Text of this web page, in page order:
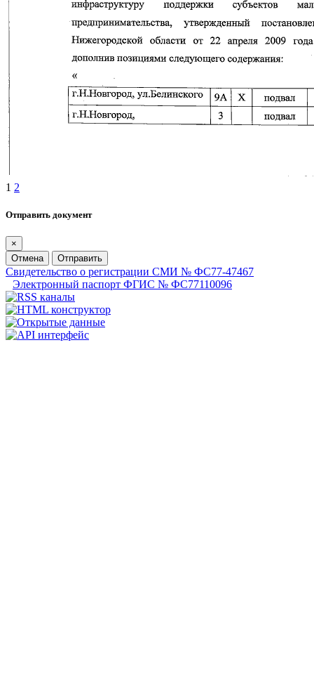
1 2
Отправить документ
×
Отмена
Отправить
Свидетельство о регистрации СМИ № ФС77-47467
Электронный паспорт ФГИС № ФС77110096